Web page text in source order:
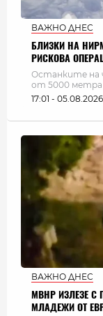
ВАЖНО ДНЕС
БЛИЗКИ НА
РИСКОВА
Останките на
от 5000 метра
17:01 - 05.08.2026
ВАЖНО ДНЕС
МВНР ИЗЛЕЗЕ С
МЛАДЕЖИ ОТ